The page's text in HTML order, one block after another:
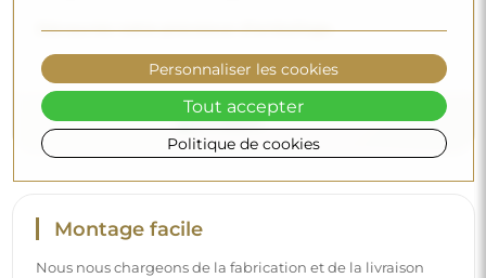
Découvrez notre processus d’emballage.
Montage facile
Nous nous chargeons de la fabrication et de la livraison
Politique de cookies
Personnaliser les cookies
Tout accepter